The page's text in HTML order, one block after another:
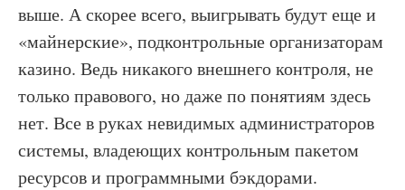
выше. А скорее всего, выигрывать будут еще и
«майнерские», подконтрольные организаторам
казино. Ведь никакого внешнего контроля, не
только правового, но даже по понятиям здесь
нет. Все в руках невидимых администраторов
системы, владеющих контрольным пакетом
ресурсов и программными бэкдорами.